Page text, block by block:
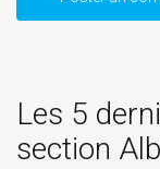
Les 5
section